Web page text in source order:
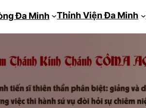
Đa Minh Thỉnh Viện Đa Minh